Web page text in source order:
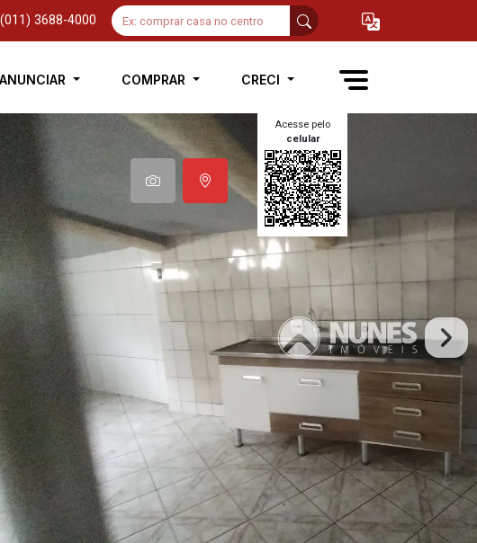
(011) 3688-4000
ANUNCIAR COMPRAR CRECI
Acesse pelo
celular